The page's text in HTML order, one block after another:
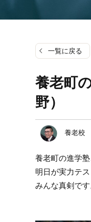
一覧に戻る
養老町
野）
養老校
養老町の進学塾
明日が実力テ
みんな真剣で